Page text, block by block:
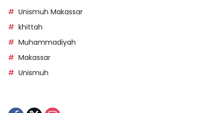
Unismuh Makassar
khittah
Muhammadiyah
Makassar
Unismuh